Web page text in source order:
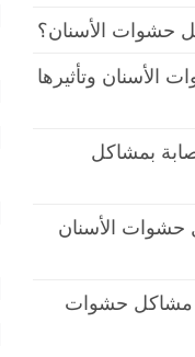
حشوات الأسنان؟
وتأثيرها
بمشاكل
حشوات الأسنان
مشاكل حشوات